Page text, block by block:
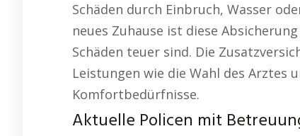
Schäden durch Einbruch, Wasser
neues Zuhause ist diese
Schäden teuer sind. Die
Leistungen wie die Wahl des Arztes
Komfortbedürfnisse.
Aktuelle Policen mit